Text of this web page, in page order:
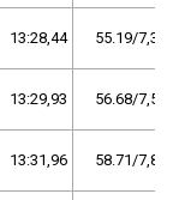
13:28,44 55.19/7,3
13:29,93 56.68/7,5
13:31,96 58.71/7,8